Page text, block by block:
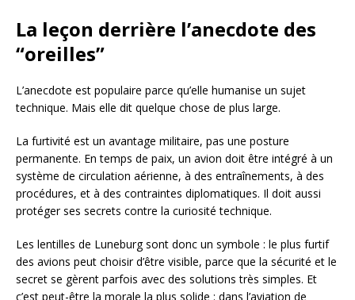
La leçon derrière l’anecdote des
“oreilles”
L’anecdote est populaire parce qu’elle humanise un sujet
technique. Mais elle dit quelque chose de plus large.
La furtivité est un avantage militaire, pas une posture
permanente. En temps de paix, un avion doit être intégré à un
système de circulation aérienne, à des entraînements, à des
procédures, et à des contraintes diplomatiques. Il doit aussi
protéger ses secrets contre la curiosité technique.
Les lentilles de Luneburg sont donc un symbole : le plus furtif
des avions peut choisir d’être visible, parce que la sécurité et le
secret se gèrent parfois avec des solutions très simples. Et
c’est peut-être la morale la plus solide : dans l’aviation de